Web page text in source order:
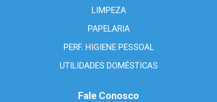
LIMPEZA
PAPELARIA
PERF. HIGIENE PESSOAL
UTILIDADES DOMÉSTICAS
Fale Conosco